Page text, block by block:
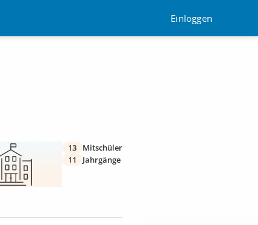
Einloggen
13
Mitschüler
11
Jahrgänge